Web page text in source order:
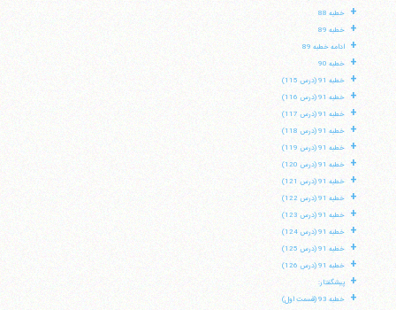
+ خطبه 88
+ خطبه 89
+ ادامه خطبه 89
+ خطبه 90
+ خطبه 91 (درس 115)
+ خطبه 91 (درس 116)
+ خطبه 91 (درس 117)
+ خطبه 91 (درس 118)
+ خطبه 91 (درس 119)
+ خطبه 91 (درس 120)
+ خطبه 91 (درس 121)
+ خطبه 91 (درس 122)
+ خطبه 91 (درس 123)
+ خطبه 91 (درس 124)
+ خطبه 91 (درس 125)
+ خطبه 91 (درس 126)
+ پیشگفتار:
+ خطبه 93 (قسمت اول)